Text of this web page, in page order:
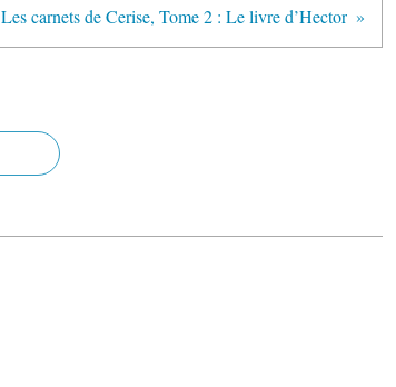
Les carnets de Cerise, Tome 2 : Le livre d’Hector